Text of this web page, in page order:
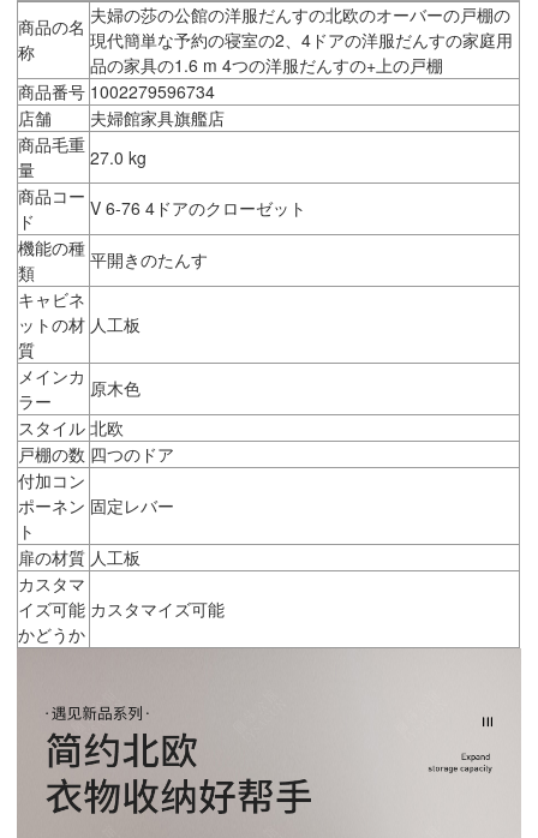
商品の名
称
夫婦の莎の公館の洋服だんすの北欧のオーバーの戸棚の
現代簡単な予約の寝室の2、4ドアの洋服だんすの家庭用
品の家具の1.6 m 4つの洋服だんすの+上の戸棚
商品番号 1002279596734
店舗
夫婦館家具旗艦店
商品毛重
量
27.0 kg
商品コー
ド
V 6-76 4ドアのクローゼット
機能の種
類
平開きのたんす
キャビネ
ットの材
質
人工板
メインカ
ラー
原木色
スタイル 北欧
戸棚の数 四つのドア
付加コン
ポーネン
ト
固定レバー
扉の材質 人工板
カスタマ
イズ可能
かどうか
カスタマイズ可能